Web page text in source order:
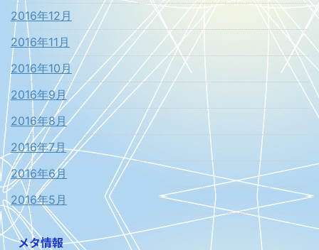
2016年12月
2016年11月
2016年10月
2016年9月
2016年8月
2016年7月
2016年6月
2016年5月
メタ情報